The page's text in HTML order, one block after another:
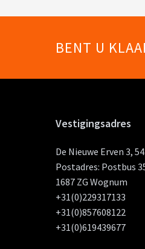
BENT U
Vestigingsadres
De Nieuwe Erven 3,
Postadres: Postbus
1687 ZG Wognum
+31(0)229317133
+31(0)857608122
+31(0)619439677